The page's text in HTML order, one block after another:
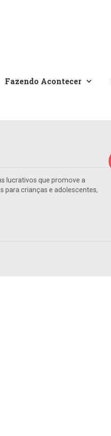
Fazendo Acontecer
lucrativos que promove a
para crianças e adolescentes,